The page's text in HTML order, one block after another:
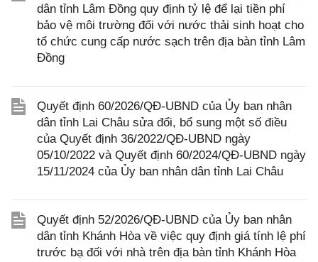
dân tỉnh Lâm Đồng quy định tỷ lệ để lại tiền phí
bảo vệ môi trường đối với nước thải sinh hoạt cho
tổ chức cung cấp nước sạch trên địa bàn tỉnh Lâm
Đồng
Quyết định 60/2026/QĐ-UBND của Ủy ban nhân
dân tỉnh Lai Châu sửa đổi, bổ sung một số điều
của Quyết định 36/2022/QĐ-UBND ngày
05/10/2022 và Quyết định 60/2024/QĐ-UBND ngày
15/11/2024 của Ủy ban nhân dân tỉnh Lai Châu
Quyết định 52/2026/QĐ-UBND của Ủy ban nhân
dân tỉnh Khánh Hòa về việc quy định giá tính lệ phí
trước bạ đối với nhà trên địa bàn tỉnh Khánh Hòa